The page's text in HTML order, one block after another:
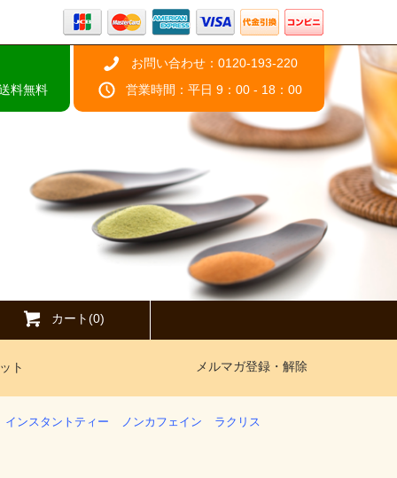
料無料
お問い合わせ：0120-193-220
営業時間：平日 9：00 - 18：00
カート(0)
ト メルマガ登録・解除
インスタントティー ノンカフェイン ラクリス